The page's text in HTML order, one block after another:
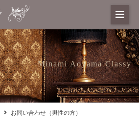
Minami Aoyama Classy
お問い合わせ（男性の方）